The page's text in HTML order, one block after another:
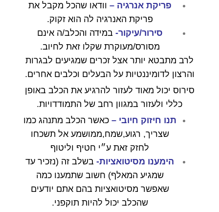
פריקת אנרגיה – וודאו שהכל מקבל את
פריקת האנרגיה לה הוא זקוק.
סירור/עיקור- במידה והכלב/ה אינם
מסורס/מעוקרת שקלו זאת לחיוב.
לרב מתבטא יותר אצל זכרים שמגיעים לבגרות
והרצון לדומיננטיות על הבעלים וכלבים אחרים.
סירוס יכול מאוד לעזור להרגיע את הכלב באופן
כללי ולעזור במגוון רחב של התמודדויות.
תנו חיזוק חיובי – כאשר הכלב מתנהג כמו
שצריך, רגוע,שמח,ממושמע אל תשכחו
לחזק זאת ע״י חטיף וליטוף
הימענו מסיטואציות- בשלב זה (נזכיר עד
שמגיע המאלף) חשוב שתמענו כמה
שאפשר מסיטואציות בהם אתם יודעים
שהכלב יכול להיות תוקפני.